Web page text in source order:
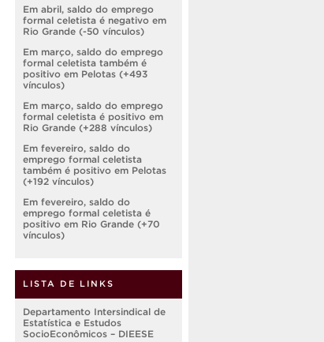
Em abril, saldo do emprego
formal celetista é negativo em
Rio Grande (-50 vínculos)
Em março, saldo do emprego
formal celetista também é
positivo em Pelotas (+493
vínculos)
Em março, saldo do emprego
formal celetista é positivo em
Rio Grande (+288 vínculos)
Em fevereiro, saldo do
emprego formal celetista
também é positivo em Pelotas
(+192 vínculos)
Em fevereiro, saldo do
emprego formal celetista é
positivo em Rio Grande (+70
vínculos)
LISTA DE LINKS
Departamento Intersindical de
Estatística e Estudos
SocioEconômicos – DIEESE